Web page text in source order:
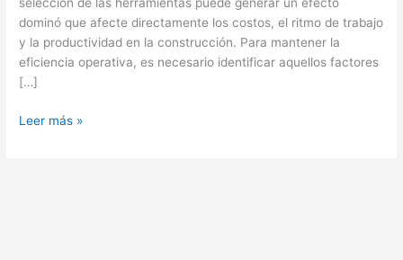
selección de las herramientas puede generar un efecto
dominó que afecte directamente los costos, el ritmo de trabajo
y la productividad en la construcción. Para mantener la
eficiencia operativa, es necesario identificar aquellos factores
[…]
Leer más »